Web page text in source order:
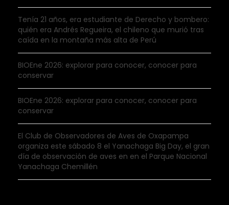
Tenía 21 años, era estudiante de Derecho y bombero:
quién era Andrés Regueira, el chileno que murió tras
caída en la montaña más alta de Perú
BIOEne 2026: explorar para conocer, conocer para
conservar
BIOEne 2026: explorar para conocer, conocer para
conservar
El Club de Observadores de Aves de Oxapampa
organiza este sábado 8 el Yanachaga Big Day, el gran
día de observación de aves en en el Parque Nacional
Yanachaga Chemillén